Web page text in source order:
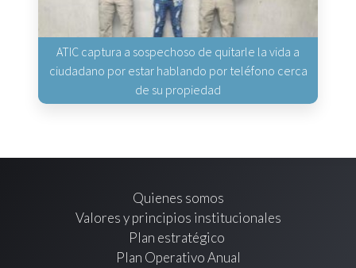
ATIC captura a sospechoso de quitarle la vida a
ciudadano por estar hablando por teléfono cerca
de su propiedad
Quienes somos
Valores y principios institucionales
Plan estratégico
Plan Operativo Anual